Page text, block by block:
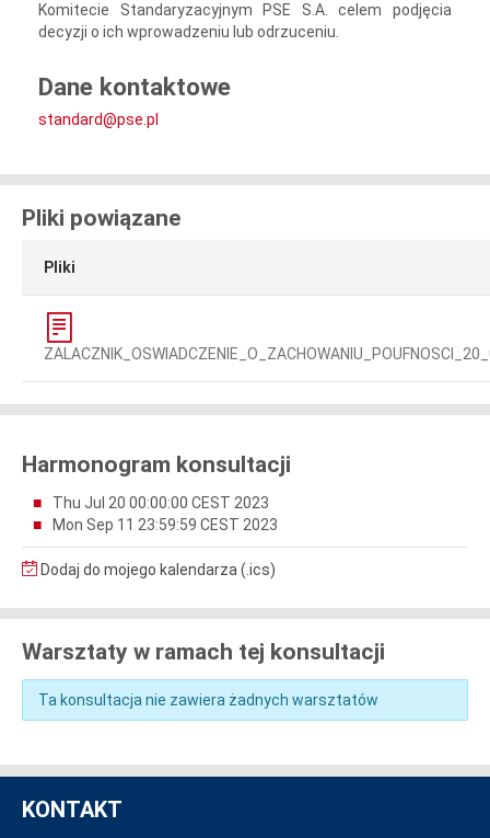
Komitecie Standaryzacyjnym PSE S.A. celem podjęcia
decyzji o ich wprowadzeniu lub odrzuceniu.
Dane kontaktowe
standard@pse.pl
Pliki powiązane
Pliki
Harmonogram konsultacji
Thu Jul 20 00:00:00 CEST 2023
Mon Sep 11 23:59:59 CEST 2023
Dodaj do mojego kalendarza (.ics)
Warsztaty w ramach tej konsultacji
Ta konsultacja nie zawiera żadnych warsztatów
KONTAKT